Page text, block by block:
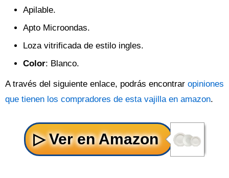
Apilable.
Apto Microondas.
Loza vitrificada de estilo ingles.
Color: Blanco.
A través del siguiente enlace, podrás encontrar opiniones
que tienen los compradores de esta vajilla en amazon.